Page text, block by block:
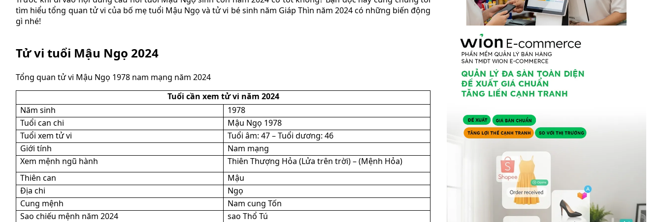
tìm hiểu tổng quan tử vi của bố mẹ tuổi Mậu Ngọ và tử vi bé sinh năm Giáp Thìn năm 2024 có những biến động
gì nhé!
Tử vi tuổi Mậu Ngọ 2024
Tổng quan tử vi Mậu Ngọ 1978 nam mạng năm 2024
Tuổi cần xem tử vi năm 2024
Năm sinh
1978
Tuổi can chi
Mậu Ngọ 1978
Tuổi xem tử vi
Tuổi âm: 47 – Tuổi dương: 46
Giới tính
Nam mạng
Xem mệnh ngũ hành
Thiên Thượng Hỏa (Lửa trên trời) – (Mệnh Hỏa)
Thiên can
Mậu
Địa chi
Ngọ
Cung mệnh
Nam cung Tốn
Sao chiếu mệnh năm 2024
sao Thổ Tú